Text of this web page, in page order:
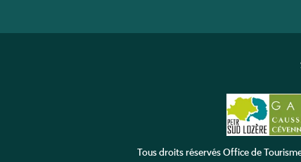
Tous droits réservésOffice de